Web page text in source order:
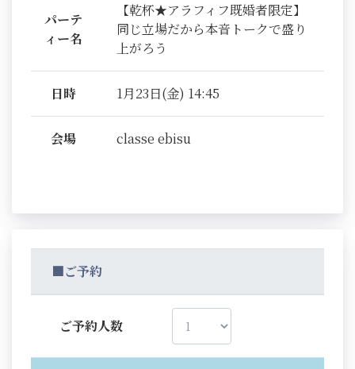
パーテ
ィー名
【乾杯★アラフィフ既婚者限定】
同じ立場だから本音トークで盛り
上がろう
日時 1月23日(金) 14:45
会場 classe ebisu
■ご予約
ご予約人数